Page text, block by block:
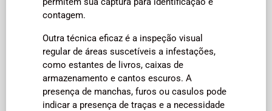
contagem.
Outra técnica eficaz é a inspeção visual
regular de áreas suscetíveis a infestações,
como estantes de livros, caixas de
armazenamento e cantos escuros. A
presença de manchas, furos ou casulos pode
indicar a presença de traças e a necessidade